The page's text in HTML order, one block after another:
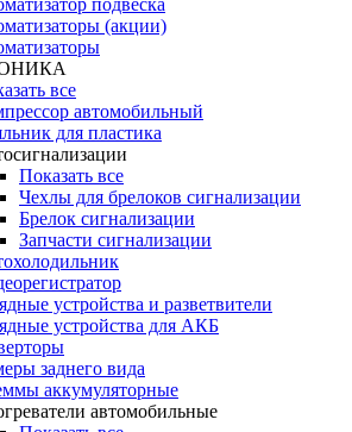
подвеска
(акции)
все
автомобильный
для пластика
Показать все
Чехлы для брелоков сигнализации
Брелок сигнализации
Запчасти сигнализации
устройства и разветвители
устройства для АКБ
заднего вида
аккумуляторные
автомобильные